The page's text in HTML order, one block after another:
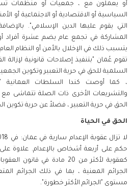
أو يعملون مع ، جمعيات أو منظمات
السياسية أو الاقتصادية أو الاجتماعية أو
التي يقوم عليها الدين الإسلامي".
المشاركة في تجمع عام يضم عشرة أفراد
يتسبب ذلك في الإخلال بالأمن أو النظام
تقوم عُمان "بتنفيذ إصلاحات قانونية لإزالة
السلمية للحق في حرية التعبير وتكوين
، كما أوصت كندا السلطات العمانية
والتشريعات الأخرى ذات الصلة تتماشى مع
الحق في حرية التعبير ، فضلاً عن حرية تكوين
الحق في الحياة
حكم على أربعة أشخاص بالإعدام. علاوة على
الجرائم المعنية ، بما في ذلك الجرائم
مستوى "الجرائم الأكثر خطورة".